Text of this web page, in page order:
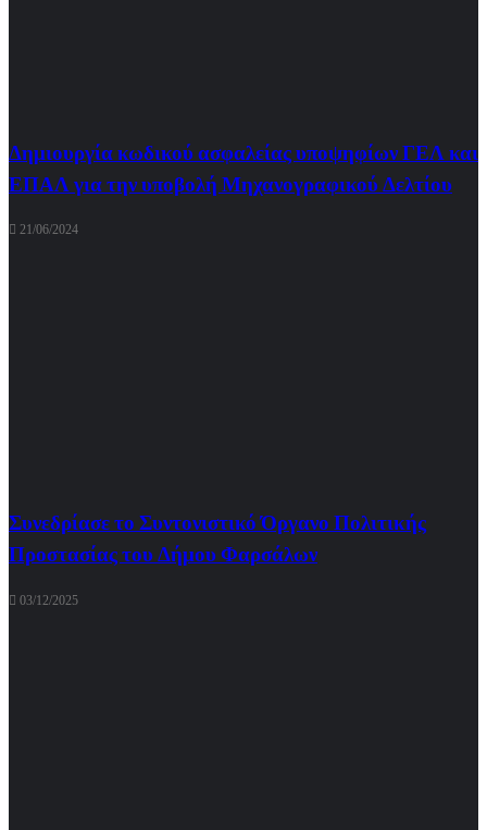
Δημιουργία κωδικού ασφαλείας υποψηφίων ΓΕΛ και
ΕΠΑΛ για την υποβολή Μηχανογραφικού Δελτίου
21/06/2024
Συνεδρίασε το Συντονιστικό Όργανο Πολιτικής
Προστασίας του Δήμου Φαρσάλων
03/12/2025